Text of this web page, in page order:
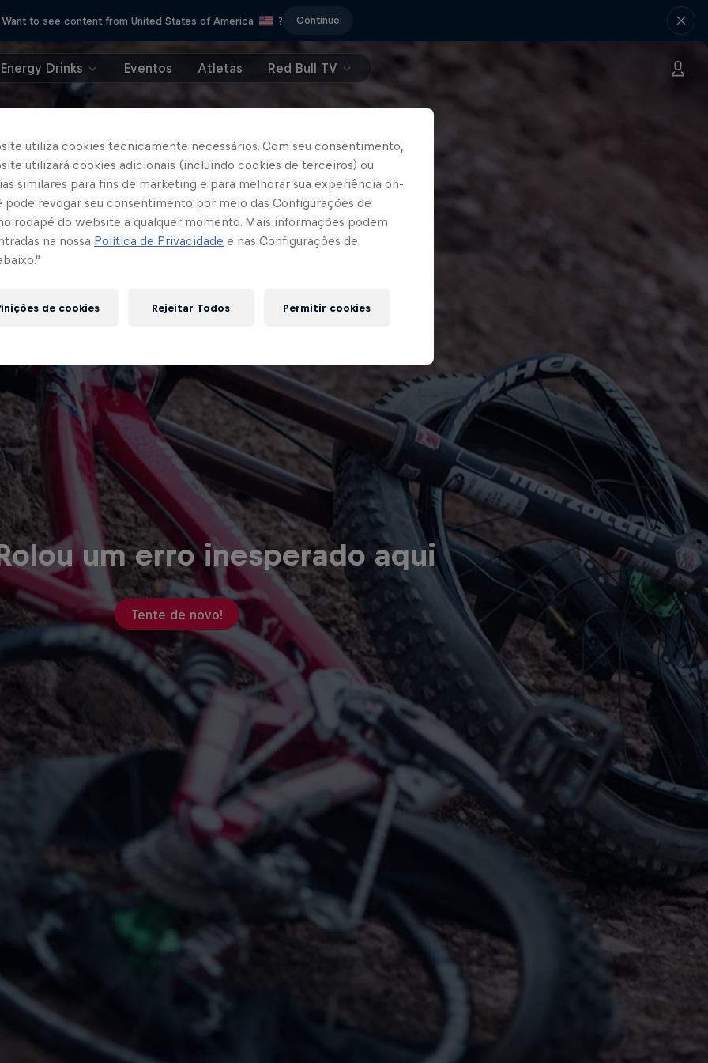
Want to see content from United States of America ? Continue
Energy Drinks Eventos Atletas Red Bull TV
um erro inesperado aqui
Tente de novo!
utiliza cookies tecnicamente necessários. Com seu consentimento,
utilizará cookies adicionais (incluindo cookies de terceiros) ou
similares para fins de marketing e para melhorar sua experiência on-
pode revogar seu consentimento por meio das Configurações de
rodapé do website a qualquer momento. Mais informações podem
na nossa Política de Privacidade e nas Configurações de
de cookies Rejeitar Todos Permitir cookies